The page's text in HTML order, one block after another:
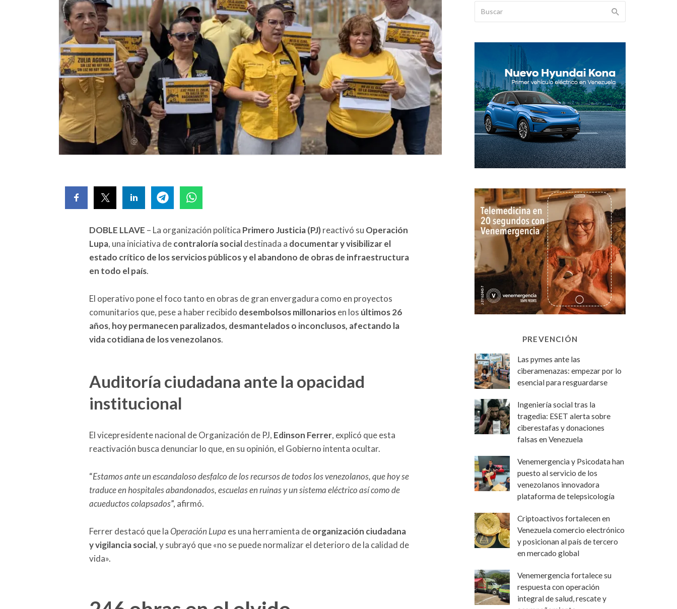
DOBLE LLAVE – La organización política Primero Justicia (PJ)reactivó su Operación
Lupa, una iniciativa decontraloría socialdestinada a documentar y visibilizar el
estado crítico de los servicios públicos y el abandono de obras de infraestructura
en todo el país.
El operativo pone el foco tanto en obras de gran envergadura como en proyectos
comunitarios que, pese a haber recibido desembolsos millonariosen los últimos 26
años, hoy permanecen paralizados, desmantelados o inconclusos, afectando la
vida cotidiana de los venezolanos.
Auditoría ciudadana ante la opacidad
institucional
El vicepresidente nacional de Organización de PJ, Edinson Ferrer, explicó que esta
reactivación busca denunciar lo que, en su opinión, el Gobierno intenta ocultar.
“Estamos ante un escandaloso desfalco de los recursos de todos los venezolanos, que hoy se
traduce en hospitales abandonados, escuelas en ruinas y un sistema eléctrico así como de
acueductos colapsados”, afirmó.
Ferrer destacó que laOperación Lupa es una herramienta deorganización ciudadana
y vigilancia social, y subrayó que «no se puede normalizar el deterioro de la calidad de
vida».
PREVENCIÓN
Las pymes ante las
ciberamenazas: empezar por lo
esencial para resguardarse
Ingeniería social tras la
tragedia: ESET alerta sobre
ciberestafas y donaciones
falsas en Venezuela
Venemergencia y Psicodata han
puesto al servicio de los
venezolanos innovadora
plataforma de telepsicología
Criptoactivos fortalecen en
Venezuela comercio electrónico
y posicionan al país de tercero
en mercado global
Venemergencia fortalece su
respuesta con operación
integral de salud, rescate y